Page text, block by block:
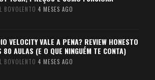
BOVOLENTO 4 MESES AGO
VELOCITY VALE A PENA? REVIEW HONESTO
80 AULAS (E O QUE NINGUÉM TE CONTA)
BOVOLENTO 4 MESES AGO